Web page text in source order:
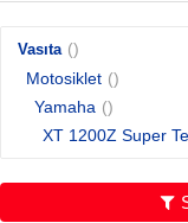
Vasıta ()
Motosiklet ()
Yamaha ()
XT 1200Z Super